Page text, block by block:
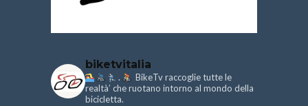
biketvitalia
.
BikeTv raccoglie tutte le
realtà’ che ruotano intorno al mondo della
bicicletta.